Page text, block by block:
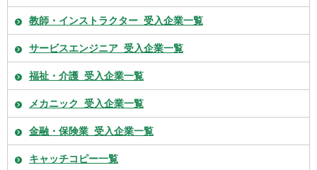
教師・インストラクター_受入企業一覧
サービスエンジニア_受入企業一覧
福祉・介護_受入企業一覧
メカニック_受入企業一覧
金融・保険業_受入企業一覧
キャッチコピー一覧